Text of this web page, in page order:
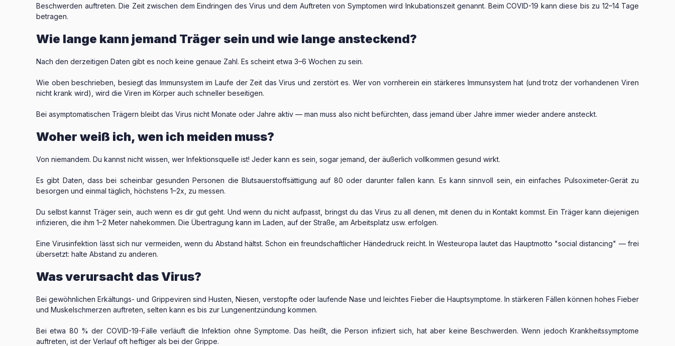
Beschwerden auftreten. Die Zeit zwischen dem Eindringen des Virus und dem Auftreten von Symptomen wird Inkubationszeit genannt. Beim COVID-19 kann diese bis zu 12–14 Tage
betragen.
Wie lange kann jemand Träger sein und wie lange ansteckend?
Nach den derzeitigen Daten gibt es noch keine genaue Zahl. Es scheint etwa 3–6 Wochen zu sein.
Wie oben beschrieben, besiegt das Immunsystem im Laufe der Zeit das Virus und zerstört es. Wer von vornherein ein stärkeres Immunsystem hat (und trotz der vorhandenen Viren
nicht krank wird), wird die Viren im Körper auch schneller beseitigen.
Bei asymptomatischen Trägern bleibt das Virus nicht Monate oder Jahre aktiv — man muss also nicht befürchten, dass jemand über Jahre immer wieder andere ansteckt.
Woher weiß ich, wen ich meiden muss?
Von niemandem. Du kannst nicht wissen, wer Infektionsquelle ist! Jeder kann es sein, sogar jemand, der äußerlich vollkommen gesund wirkt.
Es gibt Daten, dass bei scheinbar gesunden Personen die Blutsauerstoffsättigung auf 80 oder darunter fallen kann. Es kann sinnvoll sein, ein einfaches Pulsoximeter-Gerät zu
besorgen und einmal täglich, höchstens 1–2x, zu messen.
Du selbst kannst Träger sein, auch wenn es dir gut geht. Und wenn du nicht aufpasst, bringst du das Virus zu all denen, mit denen du in Kontakt kommst. Ein Träger kann diejenigen
infizieren, die ihm 1–2 Meter nahekommen. Die Übertragung kann im Laden, auf der Straße, am Arbeitsplatz usw. erfolgen.
Eine Virusinfektion lässt sich nur vermeiden, wenn du Abstand hältst. Schon ein freundschaftlicher Händedruck reicht. In Westeuropa lautet das Hauptmotto "social distancing" — frei
übersetzt: halte Abstand zu anderen.
Was verursacht das Virus?
Bei gewöhnlichen Erkältungs- und Grippeviren sind Husten, Niesen, verstopfte oder laufende Nase und leichtes Fieber die Hauptsymptome. In stärkeren Fällen können hohes Fieber
und Muskelschmerzen auftreten, selten kann es bis zur Lungenentzündung kommen.
Bei etwa 80 % der COVID-19-Fälle verläuft die Infektion ohne Symptome. Das heißt, die Person infiziert sich, hat aber keine Beschwerden. Wenn jedoch Krankheitssymptome
auftreten, ist der Verlauf oft heftiger als bei der Grippe.